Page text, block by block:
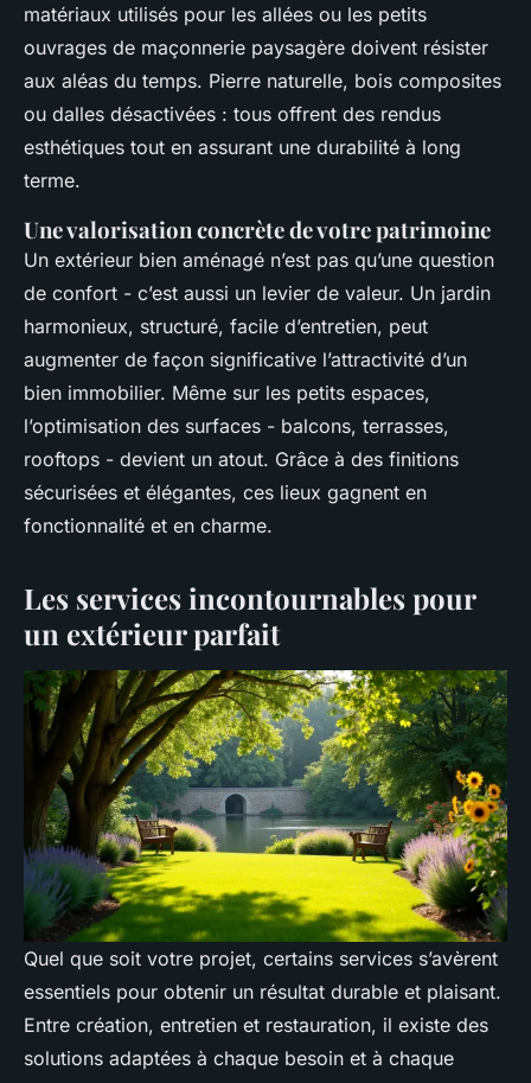
matériaux utilisés pour les allées ou les petits
ouvrages de maçonnerie paysagère doivent résister
aux aléas du temps. Pierre naturelle, bois composites
ou dalles désactivées : tous offrent des rendus
esthétiques tout en assurant une durabilité à long
terme.
Une valorisation concrète de votre patrimoine
Un extérieur bien aménagé n’est pas qu’une question
de confort - c’est aussi un levier de valeur. Un jardin
harmonieux, structuré, facile d’entretien, peut
augmenter de façon significative l’attractivité d’un
bien immobilier. Même sur les petits espaces,
l’optimisation des surfaces - balcons, terrasses,
rooftops - devient un atout. Grâce à des finitions
sécurisées et élégantes, ces lieux gagnent en
fonctionnalité et en charme.
Les services incontournables pour
un extérieur parfait
Quel que soit votre projet, certains services s’avèrent
essentiels pour obtenir un résultat durable et plaisant.
Entre création, entretien et restauration, il existe des
solutions adaptées à chaque besoin et à chaque